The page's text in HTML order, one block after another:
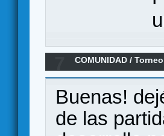
COMUNIDAD /
Buenas!
de las